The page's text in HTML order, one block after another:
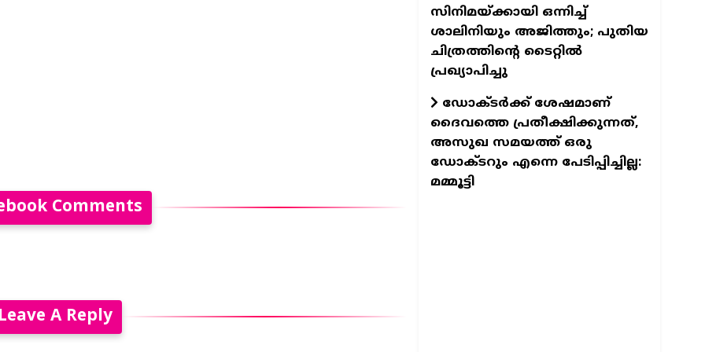
Comments
A Reply
സിനിമയ്ക്കായി ഒന്നിച്ച്
ശാലിനിയും അജിത്തും; പുതിയ
ചിത്രത്തിന്റെ ടൈറ്റില്‍
പ്രഖ്യാപിച്ചു
ഡോക്ടര്‍ക്ക് ശേഷമാണ്
ദൈവത്തെ പ്രതീക്ഷിക്കുന്നത്,
അസുഖ സമയത്ത് ഒരു
ഡോക്ടറും എന്നെ പേടിപ്പിച്ചില്ല:
മമ്മൂട്ടി